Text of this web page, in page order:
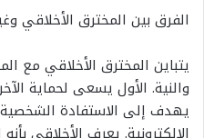
الفرق بين المخترق الأخلاقي
يتباين المخترق الأخلاقي مع
والنية. الأول يسعى لحماية
يهدف إلى الاستفادة الشخصية